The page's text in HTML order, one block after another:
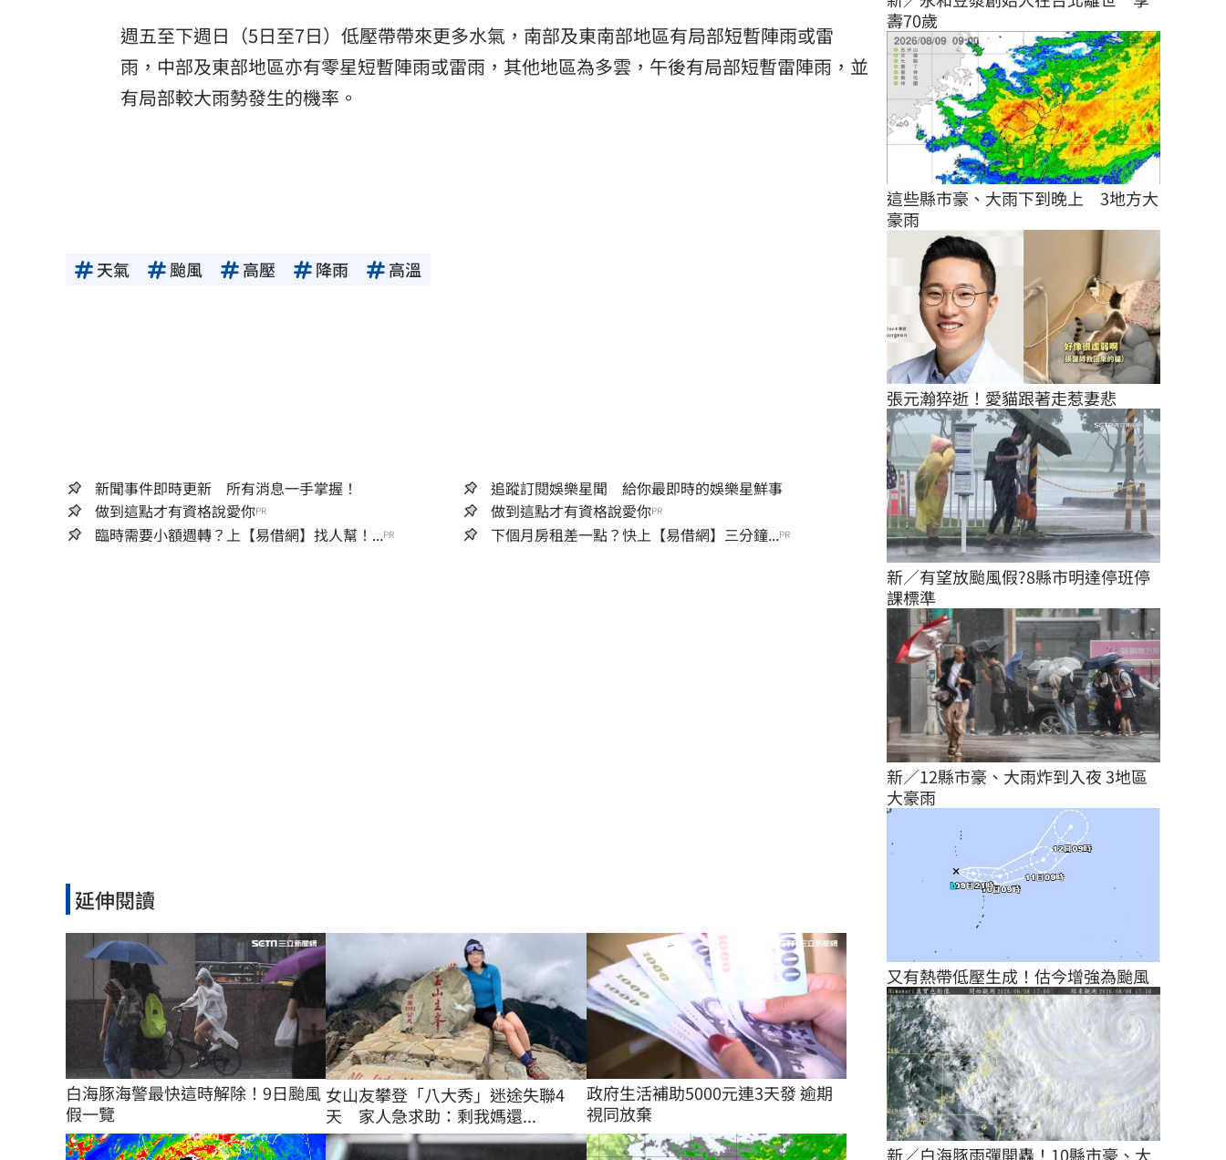
週五至下週日（5日至7日）低壓帶帶來更多水氣，南部及東南部地區有局部短暫陣雨或雷
雨，中部及東部地區亦有零星短暫陣雨或雷雨，其他地區為多雲，午後有局部短暫雷陣雨，並
有局部較大雨勢發生的機率。
天氣 颱風 高壓 降雨 高溫
新聞事件即時更新 所有消息一手掌握！
追蹤訂閱娛樂星聞 給你最即時的娛樂星鮮事
做到這點才有資格說愛你PR 做到這點才有資格說愛你PR
臨時需要小額週轉？上【易借網】找人幫！...PR 下個月房租差一點？快上【易借網】三分鐘...PR
延伸閱讀
白海豚海警最快這時解除！9日颱風
假一覽
女山友攀登「八大秀」迷途失聯4
天 家人急求助：剩我媽還...
政府生活補助5000元連3天發 逾期
視同放棄
壽70歲
這些縣市豪、大雨下到晚上　3地方大
豪雨
張元瀚猝逝！愛貓跟著走惹妻悲
新／有望放颱風假?8縣市明達停班停
課標準
新／12縣市豪、大雨炸到入夜 3地區
大豪雨
又有熱帶低壓生成！估今增強為颱風
新／白海豚雨彈開轟！10縣市豪、大